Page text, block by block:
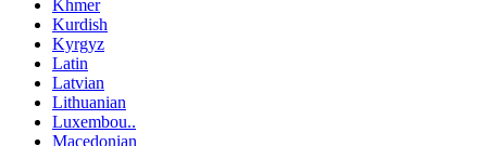
Khmer
Kurdish
Kyrgyz
Latin
Latvian
Lithuanian
Luxembou..
Macedonian